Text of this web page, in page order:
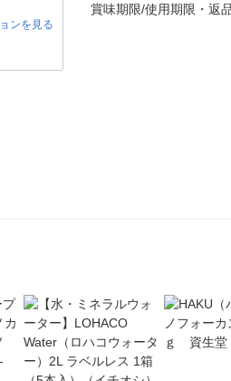
ンを見る
賞味期限/使用期限・返